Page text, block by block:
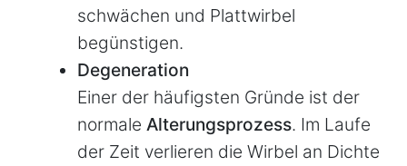
schwächen und Plattwirbel
begünstigen.
Degeneration
Einer der häufigsten Gründe ist der
normale Alterungsprozess. Im Laufe
der Zeit verlieren die Wirbel an Dichte